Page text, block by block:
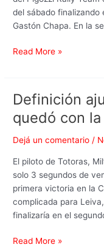
del sábado finalizando
Gastón Chapa. En la
su
tierra
Read More »
Definición
quedó con
Dejá un comentario /
El piloto de Totoras,
solo 3 segundos de
primera victoria en la
complicada para
finalizaría en el
Definición
ajustada:
Milton
Leiva
quedó
con
la
victoria
en
Moto
Read More »